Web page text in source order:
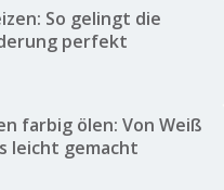
So gelingt die
perfekt
farbig ölen: Von Weiß
leicht gemacht